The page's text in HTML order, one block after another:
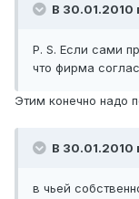
В 30.01.2010
P. S. Если сами
что фирма
Этим конечно надо
В 30.01.2010
в чьей